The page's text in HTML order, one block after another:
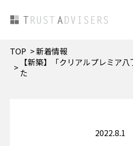
TOP
新着情報
【新築】「クリアルプレミア
た
2022.8.1